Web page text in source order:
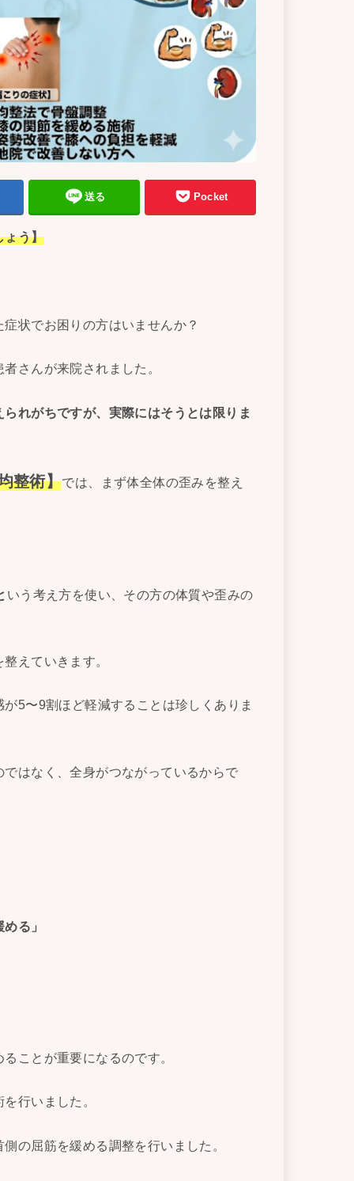
送る Pocket
ょう】
状でお困りの方はいませんか？
さんが来院されました。
れがちですが、実際にはそうとは限りま
整術】では、まず体全体の歪みを整え
いう考え方を使い、その方の体質や歪みの
えていきます。
5〜9割ほど軽減することは珍しくありま
はなく、全身がつながっているからで
る」
ることが重要になるのです。
行いました。
の屈筋を緩める調整を行いました。